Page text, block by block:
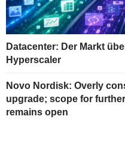
Datacenter: Der Markt
Hyperscaler
Novo Nordisk: Overly
upgrade; scope for
remains open